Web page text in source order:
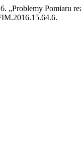
„Problemy Pomiaru